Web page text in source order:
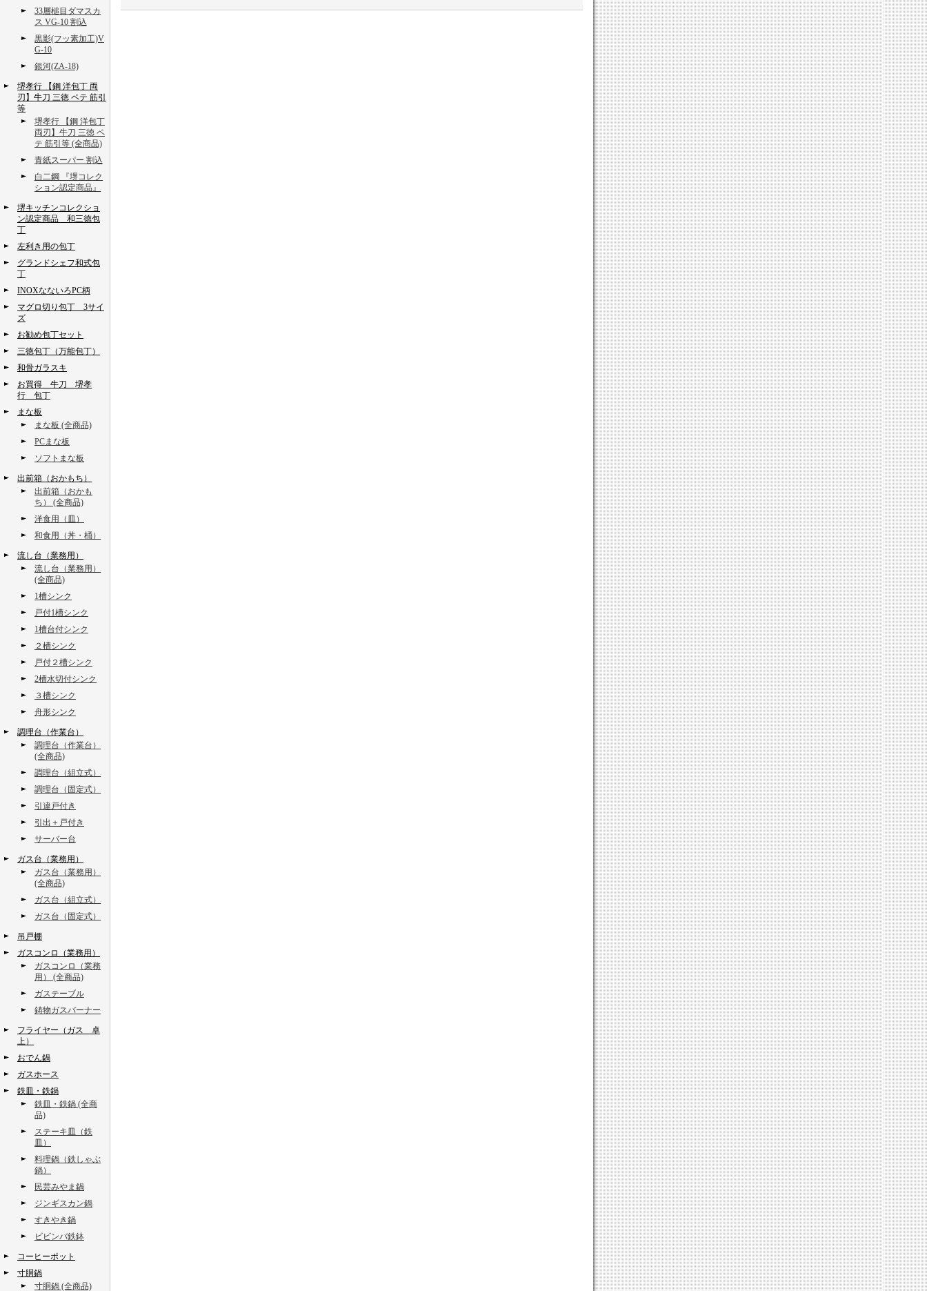
33層槌目ダマスカ
ス VG-10 割込
黒影(フッ素加工)V
G-10
銀河(ZA-18)
堺孝行 【鋼 洋包丁 両
刃】牛刀 三徳 ペテ 筋引
等
堺孝行 【鋼 洋包丁
両刃】牛刀 三徳 ペ
テ 筋引等 (全商品)
青紙スーパー 割込
白二鋼 『堺コレク
ション認定商品』
堺キッチンコレクショ
ン認定商品 和三徳包
丁
左利き用の包丁
グランドシェフ和式包
丁
INOXなないろPC柄
マグロ切り包丁 3サイ
ズ
お勧め包丁セット
三徳包丁（万能包丁）
和骨ガラスキ
お買得 牛刀 堺孝
行 包丁
まな板
まな板 (全商品)
PCまな板
ソフトまな板
出前箱（おかもち）
出前箱（おかも
ち） (全商品)
洋食用（皿）
和食用（丼・桶）
流し台（業務用）
流し台（業務用）
(全商品)
1槽シンク
戸付1槽シンク
1槽台付シンク
２槽シンク
戸付２槽シンク
2槽水切付シンク
３槽シンク
舟形シンク
調理台（作業台）
調理台（作業台）
(全商品)
調理台（組立式）
調理台（固定式）
引違戸付き
引出＋戸付き
サーバー台
ガス台（業務用）
ガス台（業務用）
(全商品)
ガス台（組立式）
ガス台（固定式）
吊戸棚
ガスコンロ（業務用）
ガスコンロ（業務
用） (全商品)
ガステーブル
鋳物ガスバーナー
フライヤー（ガス 卓
上）
おでん鍋
ガスホース
鉄皿・鉄鍋
鉄皿・鉄鍋 (全商
品)
ステーキ皿（鉄
皿）
料理鍋（鉄しゃぶ
鍋）
民芸みやま鍋
ジンギスカン鍋
すきやき鍋
ビビンバ鉄鉢
コーヒーポット
寸胴鍋
寸胴鍋 (全商品)